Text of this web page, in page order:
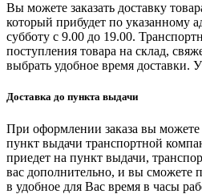
Вы можете заказать доставку
который прибудет по указанному
субботу с 9.00 до 19.00.
поступления товара на склад,
выбрать удобное время доставки.
Доставка до пункта выдачи
При оформлении заказа вы
пункт выдачи транспортной
приедет на пункт выдачи,
вас дополнительно, и вы сможете
в удобное для Вас время в часы